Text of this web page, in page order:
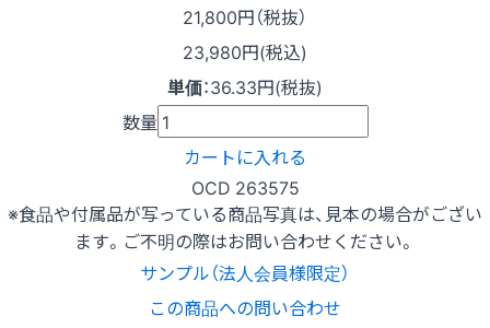
21,800円（税抜）
23,980円(税込)
単価：36.33円(税抜)
数量
カートに入れる
OCD 263575
※食品や付属品が写っている商品写真は、見本の場合がござい
ます。ご不明の際はお問い合わせください。
サンプル（法人会員様限定）
この商品への問い合わせ